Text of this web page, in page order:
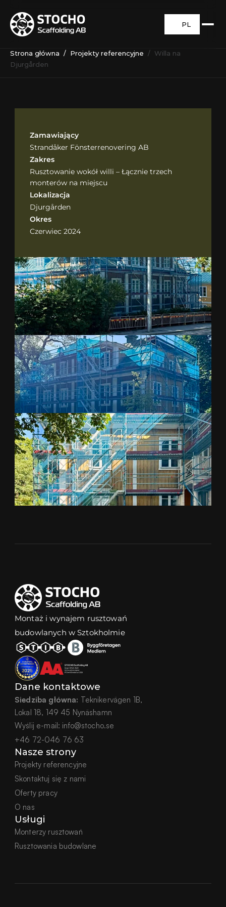
PL
Strona główna
  /
Projekty referencyjne /  Willa na
Djurgården
Zamawiający
Strandåker Fönsterrenovering AB
Zakres
Rusztowanie wokół willi – Łącznie trzech
monterów na miejscu
Lokalizacja
Djurgården
Okres
Czerwiec 2024
Montaż i wynajem rusztowań
budowlanych w Sztokholmie
Dane kontaktowe
Siedziba główna: Teknikervägen 1B,
Lokal 18, 149 45 Nynäshamn
Wyślij e-mail: info@stocho.se
+46 72-046 76 63
Nasze strony
Projekty referencyjne
Skontaktuj się z nami
Oferty pracy
O nas
Usługi
Monterzy rusztowań
Rusztowania budowlane